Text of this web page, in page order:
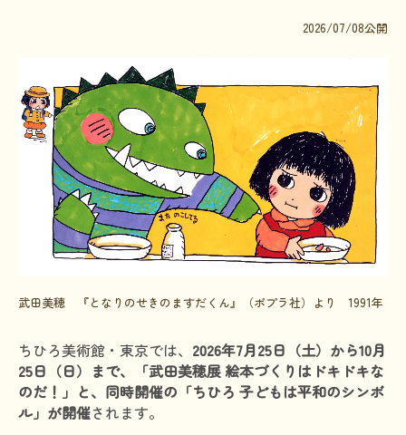
お金に関するコラム
難病の日
病気と生きる広場
インタビュー一覧
医療従事者へのインタビュー
患者さんとご家族へのインタビュー
HAM研究班
神経免疫班
2026/07/08公開
武田美穂 『となりのせきのますだくん』（ポプラ社）より 1991年
ちひろ美術館・東京では、 2026年7月25日（土）から10月
25日（日）まで、「武田美穂展 絵本づくりはドキドキな
のだ！」と、同時開催の「ちひろ 子どもは平和のシンボ
ル」が開催されます。